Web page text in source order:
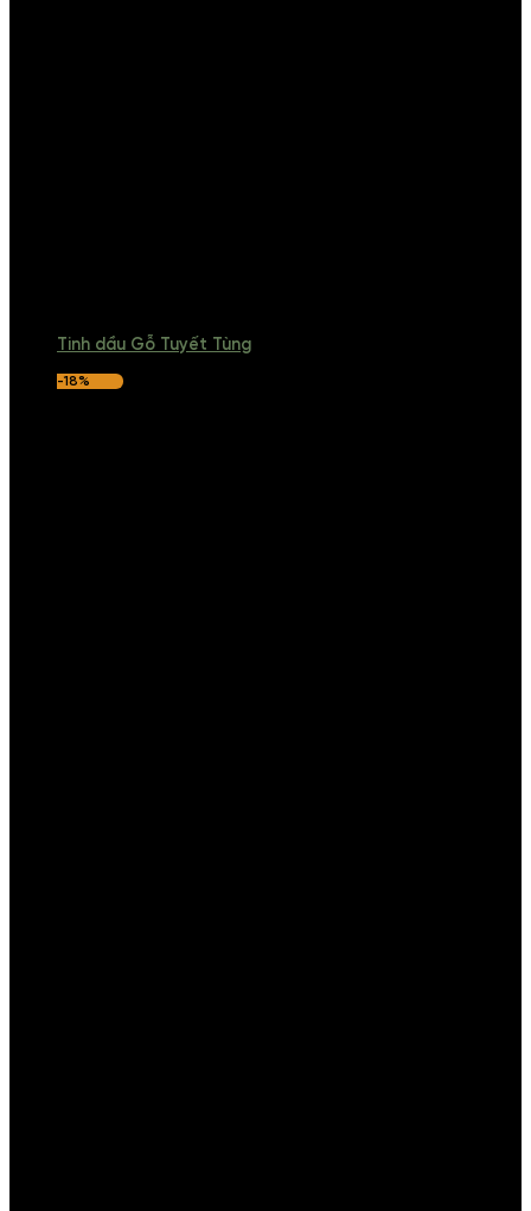
Tinh dầu Gỗ Tuyết Tùng
-18%